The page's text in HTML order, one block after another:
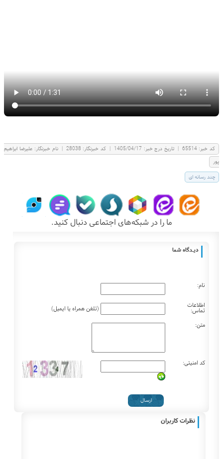
كد خبر:65514
| تاریخ درج خبر: 1405/04/17
| کد خبرنگار: 28038
| نام خبرنگار: عليرضا ابراهيم
پور
چند رسانه ای
ما را در شبکه‌های اجتماعی دنبال کنید.
دیـــدگاه شما
نام:
اطلاعات
تماس:
(تلفن همراه یا ایمیل)
متن:
کد امنیتی:
نظرات کاربران